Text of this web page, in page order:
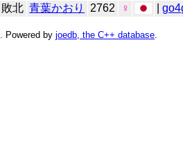
敗北 青葉かおり 2762 ♀ |
. Powered by joedb, the C++ database